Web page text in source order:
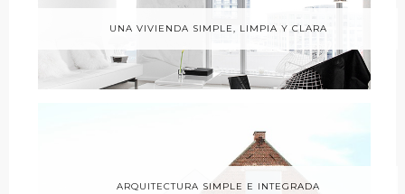
UNA VIVIENDA SIMPLE, LIMPIA Y CLARA
ARQUITECTURA SIMPLE E INTEGRADA